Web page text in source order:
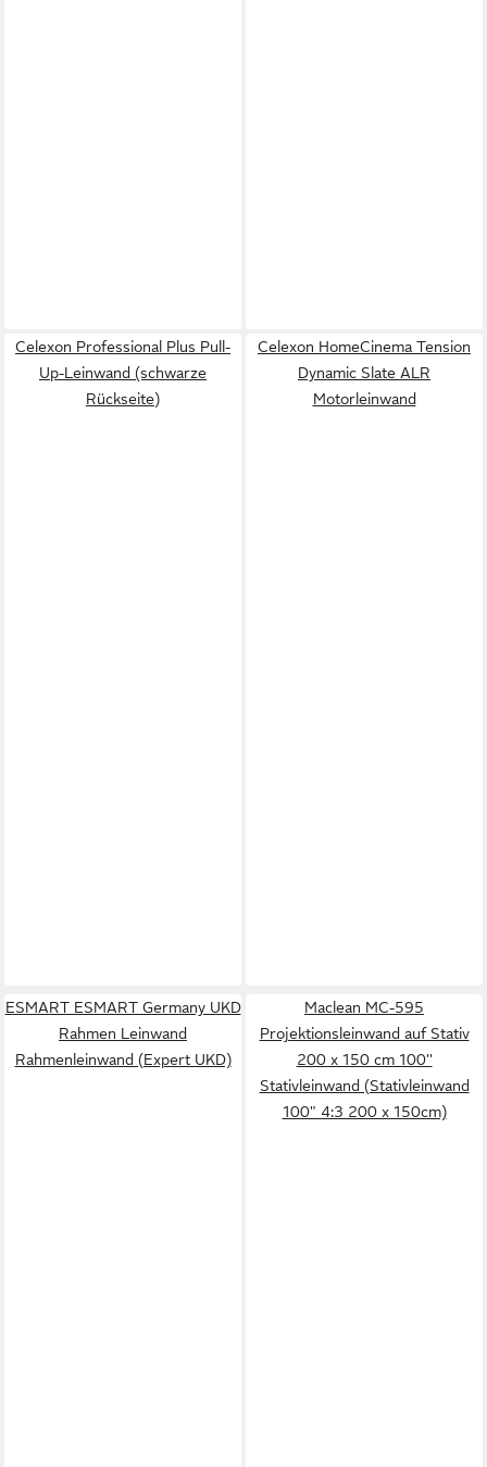
Celexon Professional Plus Pull-
Up-Leinwand (schwarze
Rückseite)
Celexon HomeCinema Tension
Dynamic Slate ALR
Motorleinwand
ESMART ESMART Germany UKD
Rahmen Leinwand
Rahmenleinwand (Expert UKD)
Maclean MC-595
Projektionsleinwand auf Stativ
200 x 150 cm 100''
Stativleinwand (Stativleinwand
100" 4:3 200 x 150cm)